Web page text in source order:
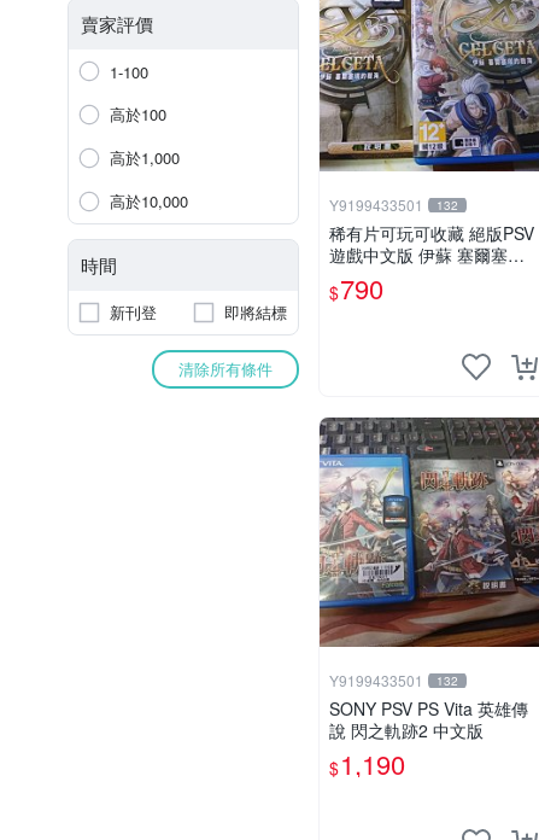
賣家評價
1-100
高於100
高於1,000
高於10,000
時間
新刊登 即將結標
清除所有條件
Y9199433501 132
稀有片可玩可收藏 絕版PSV
遊戲中文版 伊蘇 塞爾塞塔
的樹海
$790
Y9199433501 132
SONY PSV PS Vita 英雄傳
說 閃之軌跡2 中文版
$1,190